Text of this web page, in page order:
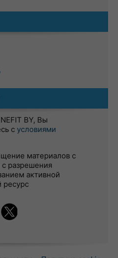
BY, Вы
с условиями
материалов с
разрешения
активной
ресурс